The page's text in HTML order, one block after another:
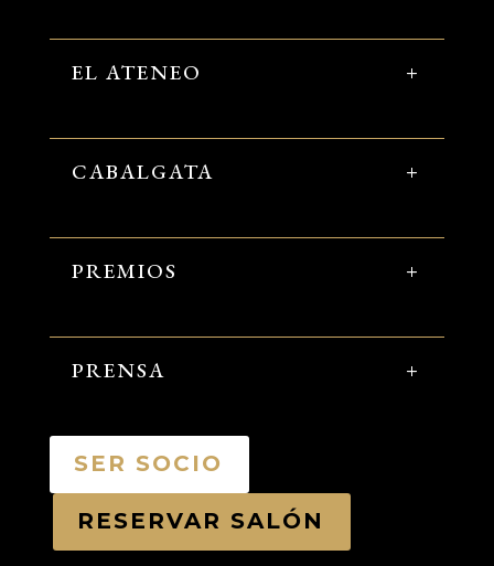
EL ATENEO
CABALGATA
PREMIOS
PRENSA
SER SOCIO
RESERVAR SALÓN